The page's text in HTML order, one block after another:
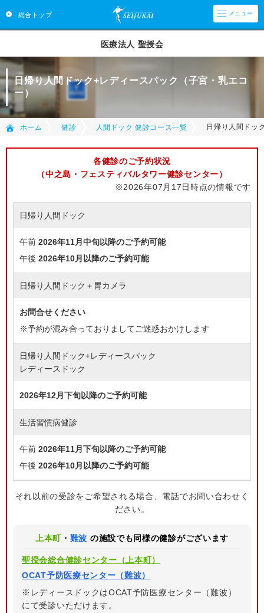
総合トップ メニュー
医療法人 聖授会
日帰り人間ドック+レディースパック（子宮・乳エコ
ー）
ホーム 健診 人間ドック 健診コース一覧 日帰り人間ドッ
各健診のご予約状況
（中之島・フェスティバルタワー健診センター）
※2026年07月17日時点の情報です
日帰り人間ドック
午前 2026年11月中旬以降のご予約可能
午後 2026年10月以降のご予約可能
日帰り人間ドック＋胃カメラ
お問合せください
※予約が混み合っておりましてご迷惑おかけします
日帰り人間ドック+レディースパック
レディースドック
2026年12月下旬以降のご予約可能
生活習慣病健診
午前 2026年11月下旬以降のご予約可能
午後 2026年10月以降のご予約可能
それ以前の受診をご希望される場合、電話でお問い合わせく
ださい。
上本町 ・ 難波 の施設でも同様の健診がございます
聖授会総合健診センター（上本町）
OCAT予防医療センター（難波）
※レディースドックはOCAT予防医療センター（難波）
にて受診いただけます。